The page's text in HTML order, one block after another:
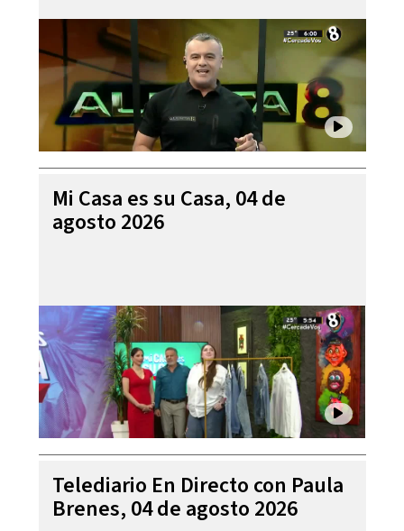
Mi Casa es su Casa, 04 de
agosto 2026
Telediario En Directo con Paula
Brenes, 04 de agosto 2026